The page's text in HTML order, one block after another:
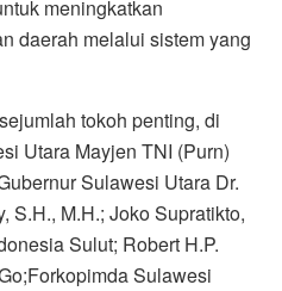
meningkatkan
daerah melalui sistem yang
tokoh penting, di
Utara Mayjen TNI (Purn)
Sulawesi Utara Dr.
S.H., M.H.; Joko Supratikto,
Sulut; Robert H.P.
Sulawesi